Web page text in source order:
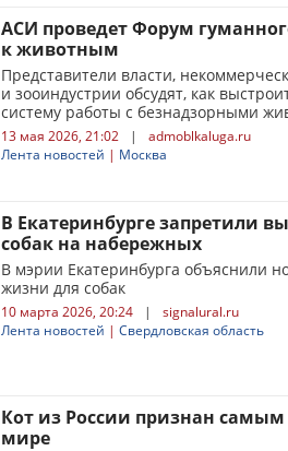
АСИ проведет Форум
к животным
Представители власти,
и зооиндустрии обсудят, как
систему работы с безнадзорными
13 мая 2026, 21:02 |
admoblkaluga.ru
Лента новостей | Москва
В Екатеринбурге запретили
собак на набережных
В мэрии Екатеринбурга объяснили
жизни для собак
10 марта 2026, 20:24 |
signalural.ru
Лента новостей | Свердловская область
Кот из России признан
мире